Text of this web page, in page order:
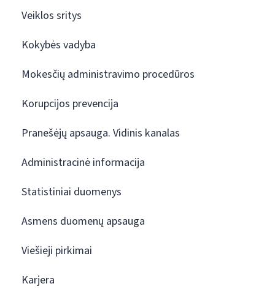
Veiklos sritys
Kokybės vadyba
Mokesčių administravimo procedūros
Korupcijos prevencija
Pranešėjų apsauga. Vidinis kanalas
Administracinė informacija
Statistiniai duomenys
Asmens duomenų apsauga
Viešieji pirkimai
Karjera